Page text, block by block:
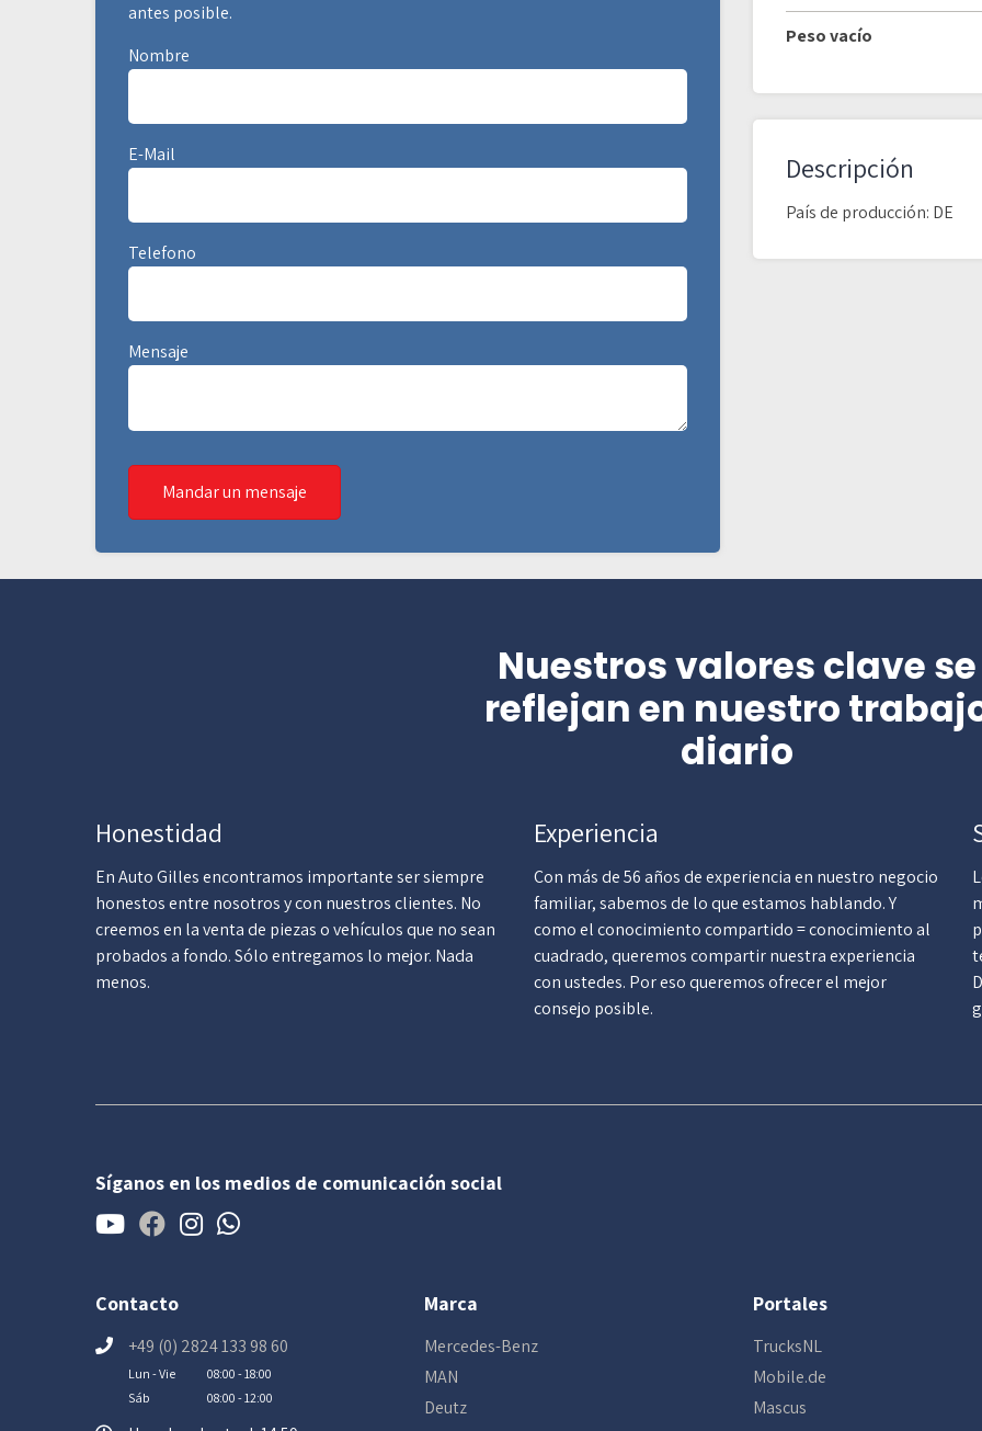
antes posible.
Nombre
E-Mail
Telefono
Mensaje
Mandar un mensaje
Peso vacío
Descripción
País de producción: DE
Nuestros valores clave se
reflejan en nuestro
diario
Honestidad
En Auto Gilles encontramos importante ser siempre
honestos entre nosotros y con nuestros clientes. No
creemos en la venta de piezas o vehículos que no sean
probados a fondo. Sólo entregamos lo mejor. Nada
menos.
Experiencia
Con más de 56 años de experiencia en nuestro negocio
familiar, sabemos de lo que estamos hablando. Y
como el conocimiento compartido = conocimiento al
cuadrado, queremos compartir nuestra experiencia
con ustedes. Por eso queremos ofrecer el mejor
consejo posible.
Síganos en los medios de comunicación social
Contacto
+49 (0) 2824 133 98 60
Lun - Vie
08:00 - 18:00
Sáb
08:00 - 12:00
Marca
Mercedes-Benz
MAN
Deutz
Portales
TrucksNL
Mobile.de
Mascus